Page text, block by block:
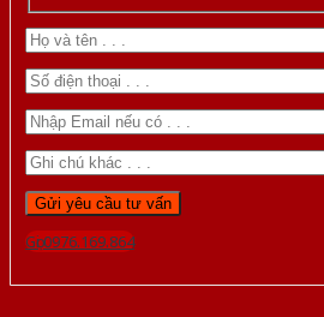
Gọi 0976.169.864